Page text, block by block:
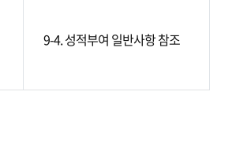
9-4. 성적부여 일반사항 참조